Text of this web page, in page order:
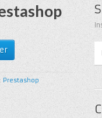
Prestashop